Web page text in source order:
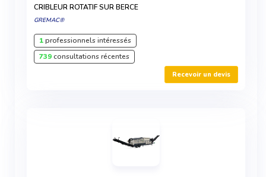
CRIBLEUR ROTATIF SUR BERCE
GREMAC®
1professionnels intéressés
739consultations récentes
Recevoir un devis